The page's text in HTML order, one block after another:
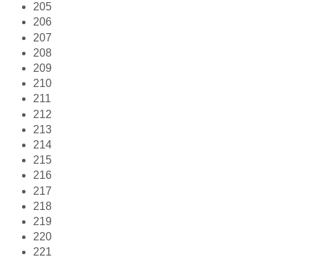
205
206
207
208
209
210
211
212
213
214
215
216
217
218
219
220
221